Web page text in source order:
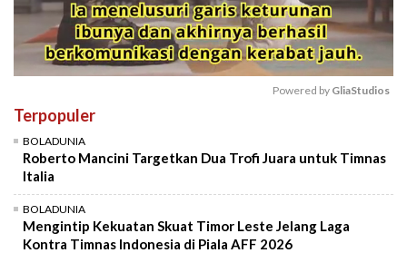
Powered by GliaStudios
Terpopuler
BOLADUNIA
Roberto Mancini Targetkan Dua Trofi Juara untuk Timnas
Italia
BOLADUNIA
Mengintip Kekuatan Skuat Timor Leste Jelang Laga
Kontra Timnas Indonesia di Piala AFF 2026